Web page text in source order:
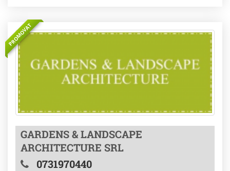
PROMOVAT
GARDENS & LANDSCAPE
ARCHITECTURE SRL
0731970440